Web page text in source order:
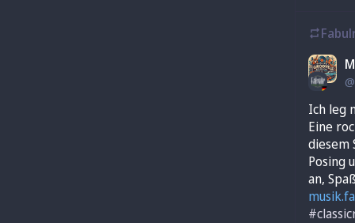
@
Ich leg
Eine
diesem
Posing
an,
#